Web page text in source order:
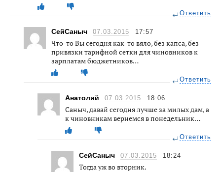
Ответить
СейСаныч 07.03.2015 17:57
Что-то Вы сегодня как-то вяло, без капса, без
привязки тарифной сетки для чиновников к
зарплатам бюджетников…
Ответить
Анатолий 07.03.2015 18:06
Саныч, давай сегодня лучше за милых дам, а
к чиновникам вернемся в понедельник…
Ответить
СейСаныч 07.03.2015 18:24
Тогда уж во вторник.